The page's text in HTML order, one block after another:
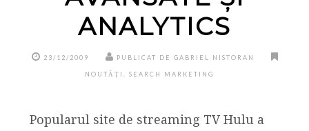
ANALYTICS
23/12/2009 PUBLICAT DE GABRIEL NISTORAN
NOUTĂȚI SEARCH MARKETING
Popularul site de streaming TV Hulu a